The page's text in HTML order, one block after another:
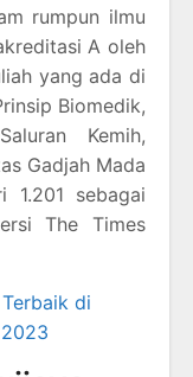
rumpun ilmu
A oleh
yang ada di
Biomedik,
Kemih,
Gadjah Mada
1.201 sebagai
The Times
di